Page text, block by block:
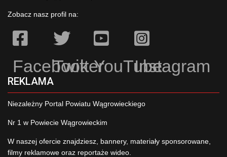
Zobacz nasz profil na:
Facebook
TwitterYouTubeInstagram
REKLAMA
Niezależny Portal Powiatu Wągrowieckiego
Nr 1 w Powiecie Wągrowieckim
W naszej ofercie znajdziesz, bannery, materiały sponsorowane,
filmy reklamowe oraz reportaże wideo.